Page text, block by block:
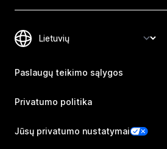
Paslaugų teikimo sąlygos
Privatumo politika
Jūsų privatumo nustatymai